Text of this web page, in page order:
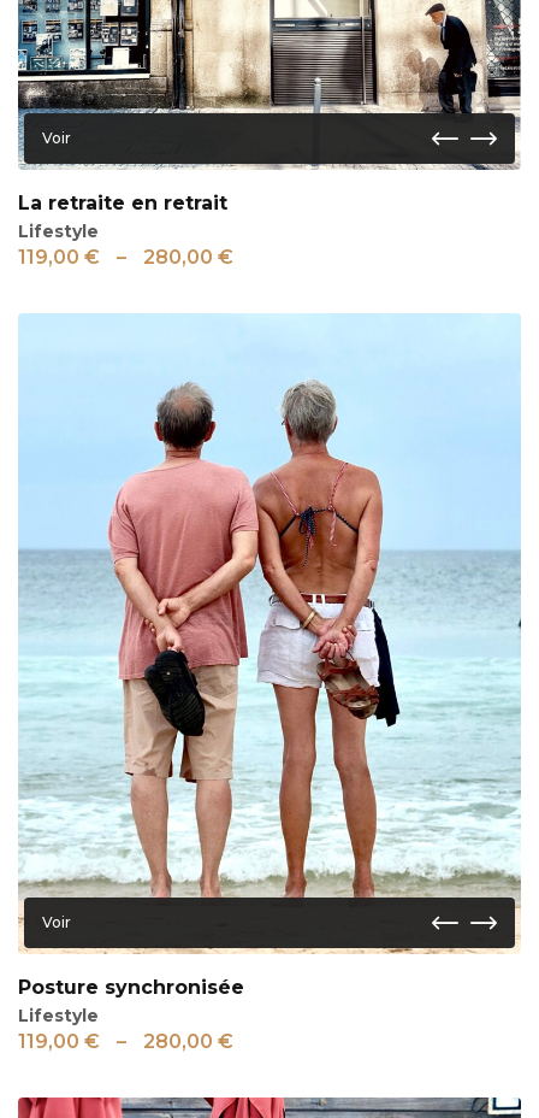
Voir
La retraite en retrait
Lifestyle
119,00 € – 280,00 €
Voir
Posture synchronisée
Lifestyle
119,00 € – 280,00 €